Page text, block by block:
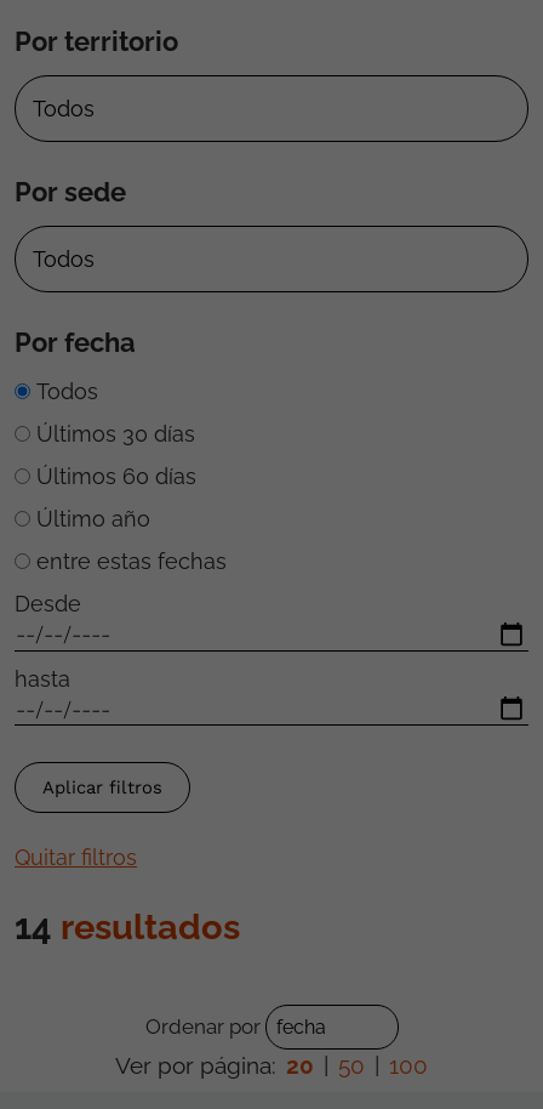
Por territorio
Por sede
Por fecha
Todos
Últimos 30 días
Últimos 60 días
Último año
entre estas fechas
Desde
hasta
Quitar filtros
14 resultados
Ordenar por
Ver por página: 20 50 100